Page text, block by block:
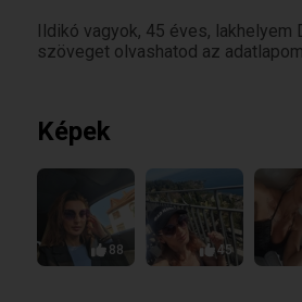
Ildikó vagyok, 45 éves,
szöveget olvashatod az
Képek
88 45